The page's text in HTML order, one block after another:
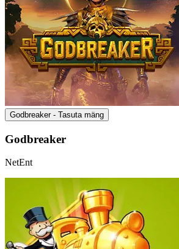
Godbreaker - Tasuta mäng
Godbreaker
NetEnt